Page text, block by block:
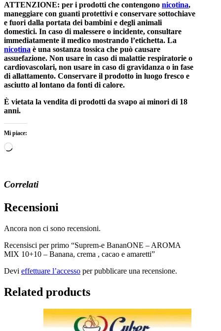
ATTENZIONE: per i prodotti che contengono nicotina,
maneggiare con guanti protettivi e conservare sottochiave
e fuori dalla portata dei bambini e degli animali
domestici. In caso di malessere o incidente, consultare
immediatamente il medico mostrando l’etichetta. La
nicotina è una sostanza tossica che può causare
assuefazione. Non usare in caso di malattie respiratorie o
cardiovascolari, non usare in caso di gravidanza o in fase
di allattamento. Conservare il prodotto in luogo fresco e
asciutto al lontano da fonti di calore.
È vietata la vendita di prodotti da svapo ai minori di 18
anni.
Mi piace:
Caricamento
Correlati
Recensioni
Ancora non ci sono recensioni.
Recensisci per primo “Suprem-e BananONE – AROMA
MIX 10+10 – Banana, crema , cacao e amaretti”
Devi effettuare l’accesso per pubblicare una recensione.
Related products